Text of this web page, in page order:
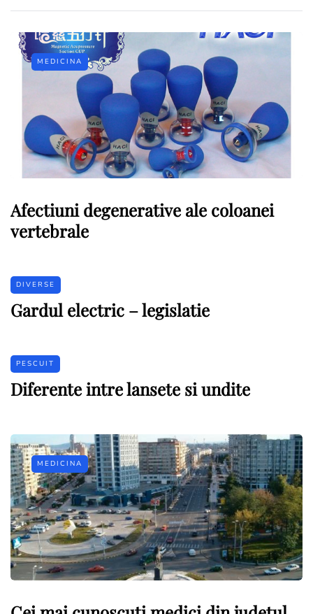
MEDICINA
Afectiuni degenerative ale coloanei
vertebrale
DIVERSE
Gardul electric – legislatie
PESCUIT
Diferente intre lansete si undite
MEDICINA